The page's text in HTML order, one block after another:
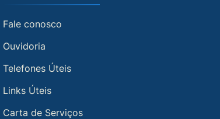
Fale conosco
Ouvidoria
Telefones Úteis
Links Úteis
Carta de Serviços